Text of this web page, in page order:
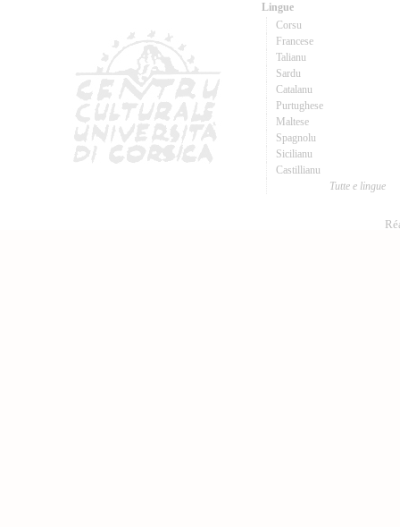
Lingue
Corsu
Francese
Talianu
Sardu
Catalanu
Purtughese
Maltese
Spagnolu
Sicilianu
Castillianu
Tutte e lingue